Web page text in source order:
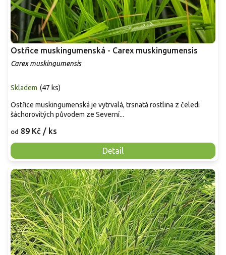
Ostřice muskingumenská - Carex muskingumensis
Carex muskingumensis
Skladem (47 ks)
od 89 Kč / ks
Detail
Ostřice muskingumenská je vytrvalá, trsnatá rostlina z čeledi
šáchorovitých původem ze Severní...